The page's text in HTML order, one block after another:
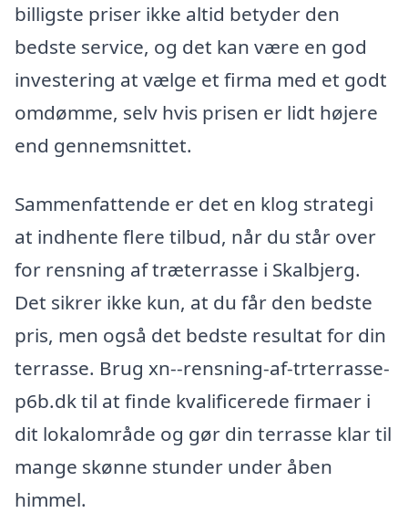
billigste priser ikke altid betyder den
bedste service, og det kan være en god
investering at vælge et firma med et godt
omdømme, selv hvis prisen er lidt højere
end gennemsnittet.
Sammenfattende er det en klog strategi
at indhente flere tilbud, når du står over
for rensning af træterrasse i Skalbjerg.
Det sikrer ikke kun, at du får den bedste
pris, men også det bedste resultat for din
terrasse. Brug xn--rensning-af-trterrasse-
p6b.dk til at finde kvalificerede firmaer i
dit lokalområde og gør din terrasse klar til
mange skønne stunder under åben
himmel.